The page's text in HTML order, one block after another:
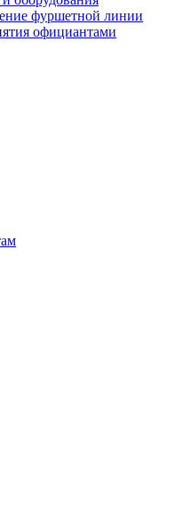
фуршетной линии
официантами